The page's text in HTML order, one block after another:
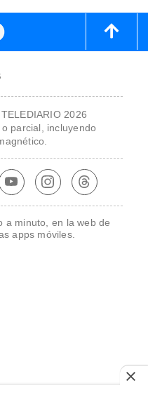
2026
parcial, incluyendo
a minuto, en la web de
apps móviles.